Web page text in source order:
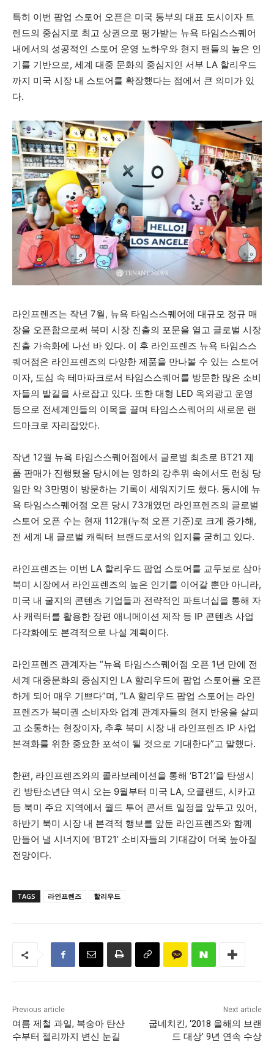
특히 이번 팝업 스토어 오픈은 미국 동부의 대표 도시이자 트
렌드의 중심지로 최고 상권으로 평가받는 뉴욕 타임스스퀘어
내에서의 성공적인 스토어 운영 노하우와 현지 팬들의 높은 인
기를 기반으로, 세계 대중 문화의 중심지인 서부 LA 할리우드
까지 미국 시장 내 스토어를 확장했다는 점에서 큰 의미가 있
다.
라인프렌즈는 작년 7월, 뉴욕 타임스스퀘어에 대규모 정규 매
장을 오픈함으로써 북미 시장 진출의 포문을 열고 글로벌 시장
진출 가속화에 나선 바 있다. 이 후 라인프렌즈 뉴욕 타임스스
퀘어점은 라인프렌즈의 다양한 제품을 만나볼 수 있는 스토어
이자, 도심 속 테마파크로서 타임스스퀘어를 방문한 많은 소비
자들의 발길을 사로잡고 있다. 또한 대형 LED 옥외광고 운영
등으로 전세계인들의 이목을 끌며 타임스스퀘어의 새로운 랜
드마크로 자리잡았다.
작년 12월 뉴욕 타임스스퀘어점에서 글로벌 최초로 BT21 제
품 판매가 진행됐을 당시에는 영하의 강추위 속에서도 런칭 당
일만 약 3만명이 방문하는 기록이 세워지기도 했다. 동시에 뉴
욕 타임스스퀘어점 오픈 당시 73개였던 라인프렌즈의 글로벌
스토어 오픈 수는 현재 112개(누적 오픈 기준)로 크게 증가해,
전 세계 내 글로벌 캐릭터 브랜드로서의 입지를 굳히고 있다.
라인프렌즈는 이번 LA 할리우드 팝업 스토어를 교두보로 삼아
북미 시장에서 라인프렌즈의 높은 인기를 이어갈 뿐만 아니라,
미국 내 굴지의 콘텐츠 기업들과 전략적인 파트너십을 통해 자
사 캐릭터를 활용한 장편 애니메이션 제작 등 IP 콘텐츠 사업
다각화에도 본격적으로 나설 계획이다.
라인프렌즈 관계자는 “뉴욕 타임스스퀘어점 오픈 1년 만에 전
세계 대중문화의 중심지인 LA 할리우드에 팝업 스토어를 오픈
하게 되어 매우 기쁘다”며, “LA 할리우드 팝업 스토어는 라인
프렌즈가 북미권 소비자와 업계 관계자들의 현지 반응을 살피
고 소통하는 현장이자, 추후 북미 시장 내 라인프렌즈 IP 사업
본격화를 위한 중요한 포석이 될 것으로 기대한다”고 말했다.
한편, 라인프렌즈와의 콜라보레이션을 통해 ‘BT21’을 탄생시
킨 방탄소년단 역시 오는 9월부터 미국 LA, 오클랜드, 시카고
등 북미 주요 지역에서 월드 투어 콘서트 일정을 앞두고 있어,
하반기 북미 시장 내 본격적 행보를 앞둔 라인프렌즈와 함께
만들어 낼 시너지에 ‘BT21’ 소비자들의 기대감이 더욱 높아질
전망이다.
TAGS 라인프렌즈 할리우드
Previous article
여름 제철 과일, 복숭아 탄산
수부터 젤리까지 변신 눈길
Next article
굽네치킨, ‘2018 올해의 브랜
드 대상’ 9년 연속 수상